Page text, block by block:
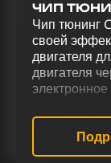
ЧИП
Чип тюнинг
своей
двигателя
двигателя
139 лс
Evap,